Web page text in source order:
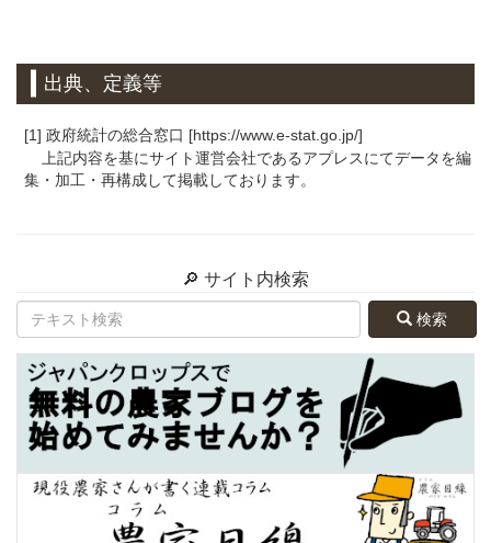
出典、定義等
[1] 政府統計の総合窓口 [https://www.e-stat.go.jp/]
上記内容を基にサイト運営会社であるアプレスにてデータを編
集・加工・再構成して掲載しております。
🔎 サイト内検索
検索